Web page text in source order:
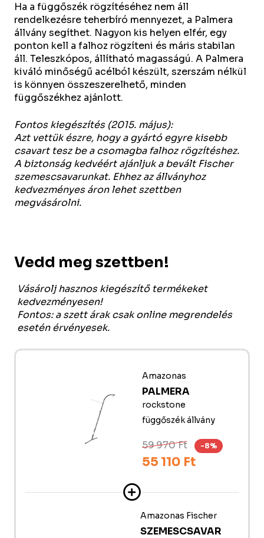
Ha a függőszék rögzítéséhez nem áll
rendelkezésre teherbíró mennyezet, a Palmera
állvány segíthet. Nagyon kis helyen elfér, egy
ponton kell a falhoz rögzíteni és máris stabilan
áll. Teleszkópos, állítható magasságú. A Palmera
kiváló minőségű acélból készült, szerszám nélkül
is könnyen összeszerelhető, minden
függőszékhez ajánlott.
Fontos kiegészítés (2015. május):
Azt vettük észre, hogy a gyártó egyre kisebb
csavart tesz be a csomagba falhoz rögzítéshez.
A biztonság kedvéért ajánljuk a bevált Fischer
szemescsavarunkat. Ehhez az állványhoz
kedvezményes áron lehet szettben
megvásárolni.
Vedd meg szettben!
Vásárolj hasznos kiegészítő termékeket
kedvezményesen!
Fontos: a szett árak csak online megrendelés
esetén érvényesek.
Amazonas
PALMERA
rockstone
függőszék állvány
59 970 Ft -8%
55 110 Ft
Amazonas Fischer
SZEMESCSAVAR